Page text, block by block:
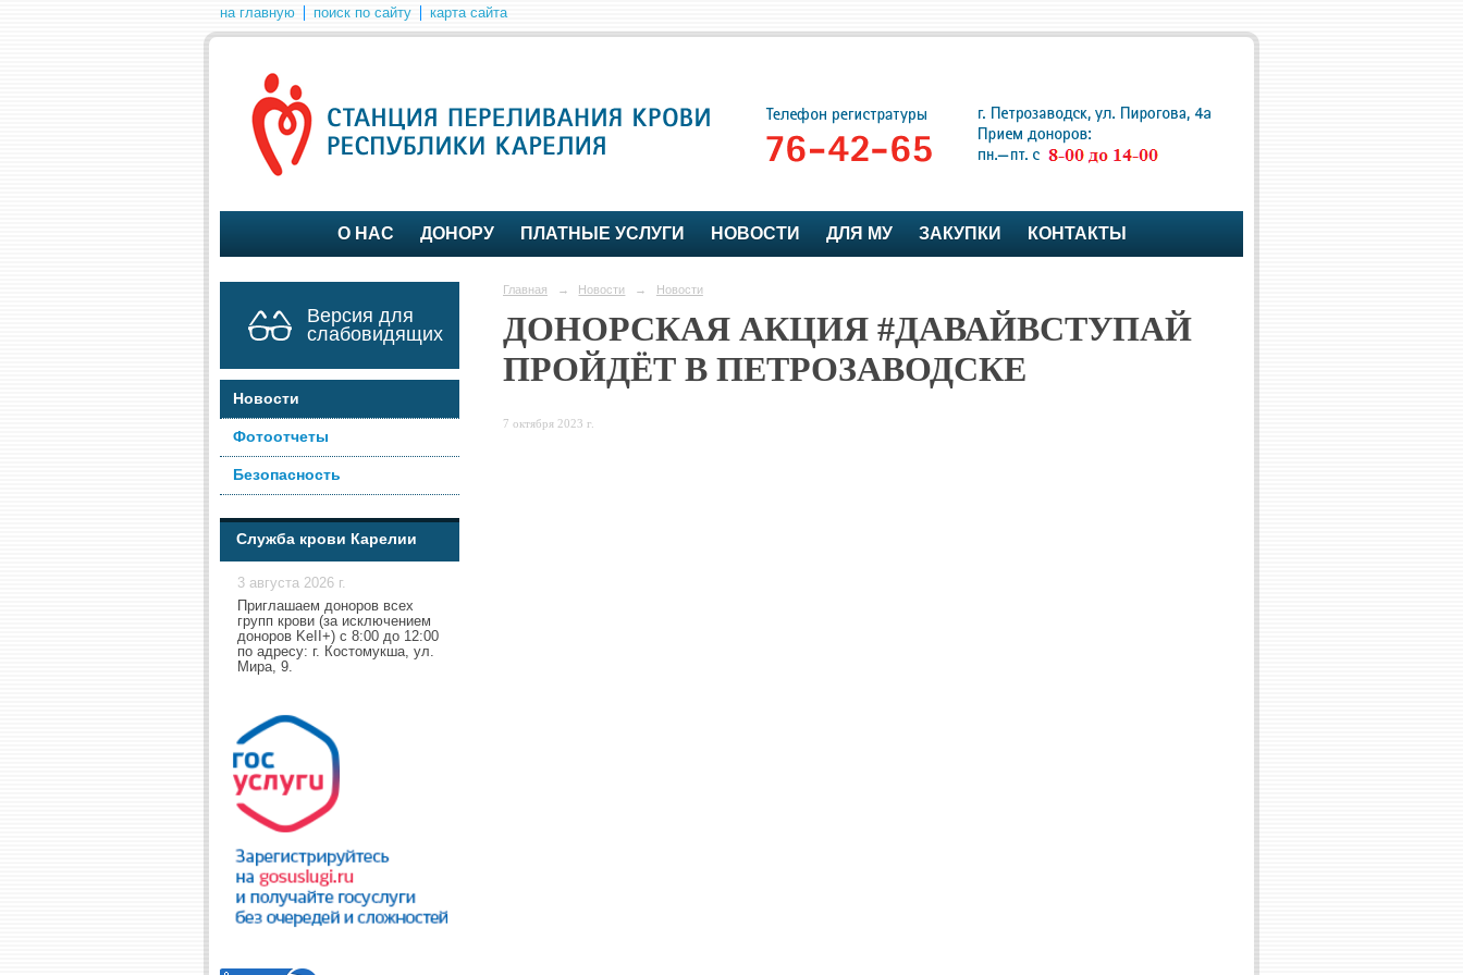
на главную поиск по сайту карта сайта
О НАС ДОНОРУ ПЛАТНЫЕ УСЛУГИ НОВОСТИ ДЛЯ МУ ЗАКУПКИ КОНТАКТЫ
Версия для
слабовидящих
Новости
Фотоотчеты
Безопасность
Служба крови Карелии
3 августа 2026 г.
Приглашаем доноров всех
групп крови (за исключением
доноров KeII+) с 8:00 до 12:00
по адресу: г. Костомукша, ул.
Мира, 9.
Главная → Новости → Новости
ДОНОРСКАЯ АКЦИЯ #ДАВАЙВСТУПАЙ
ПРОЙДЁТ В ПЕТРОЗАВОДСКЕ
7 октября 2023 г.